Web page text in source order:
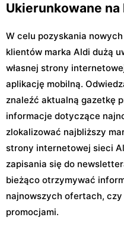
Ukierunkowane
W celu pozyskania
klientów marka Aldi dużą
własnej strony
aplikację mobilną.
znaleźć aktualną gazetkę
informacje dotyczące
zlokalizować najbliższy
strony internetowej sieci
zapisania się do
bieżąco otrzymywać
najnowszych ofertach,
promocjami.